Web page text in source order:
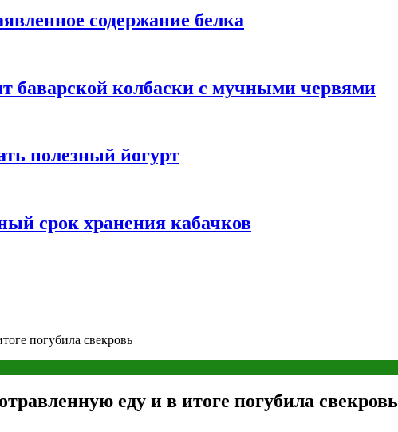
содержание белка
баварской колбаски с мучными червями
полезный йогурт
срок хранения кабачков
погубила свекровь
еду и в итоге погубила свекровь